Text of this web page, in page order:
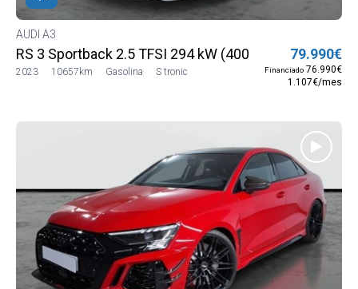
AUDI A3
RS 3 Sportback 2.5 TFSI 294 kW (400 CV) S tronic
2023 10657km Gasolina S tronic
79.990€
Financiado 76.990€
1.107€/mes